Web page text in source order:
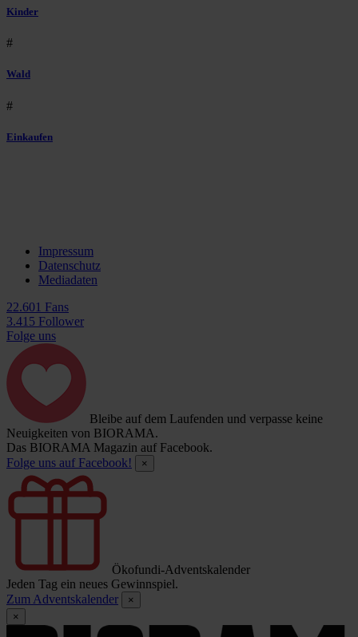
Kinder
#
Wald
#
Einkaufen
Impressum
Datenschutz
Mediadaten
22.601 Fans
3.415 Follower
Folge uns
Bleibe auf dem Laufenden und verpasse keine
Neuigkeiten von BIORAMA.
Das BIORAMA Magazin auf Facebook.
Folge uns auf Facebook!
×
Ökofundi-Adventskalender
Jeden Tag ein neues Gewinnspiel.
Zum Adventskalender
×
×